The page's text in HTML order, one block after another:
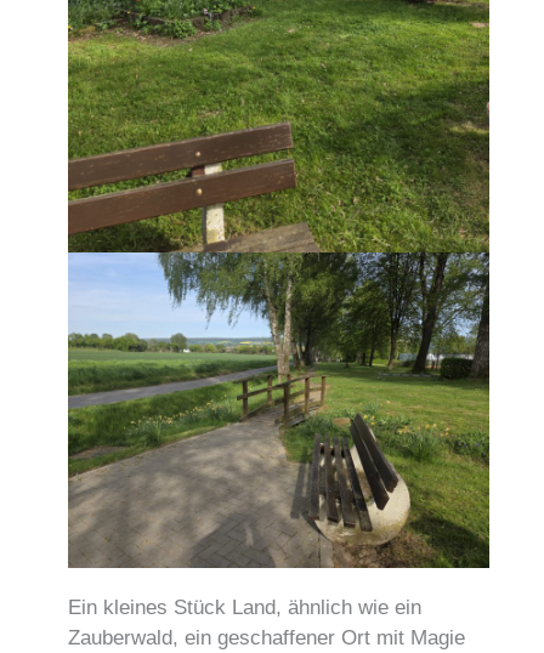
Ein kleines Stück Land, ähnlich wie ein
Zauberwald, ein geschaffener Ort mit Magie